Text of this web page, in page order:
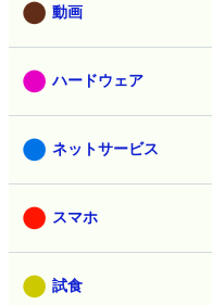
動画
ハードウェア
ネットサービス
スマホ
試食